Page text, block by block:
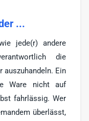
...
jede(r) andere
die
auszuhandeln. Ein
Ware nicht auf
fahrlässig. Wer
überlässt,